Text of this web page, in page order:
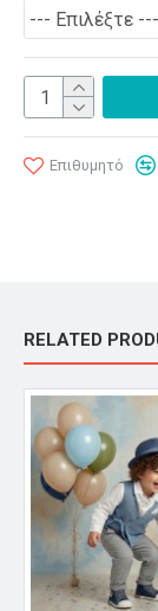
Επιθυμητό
RELATED